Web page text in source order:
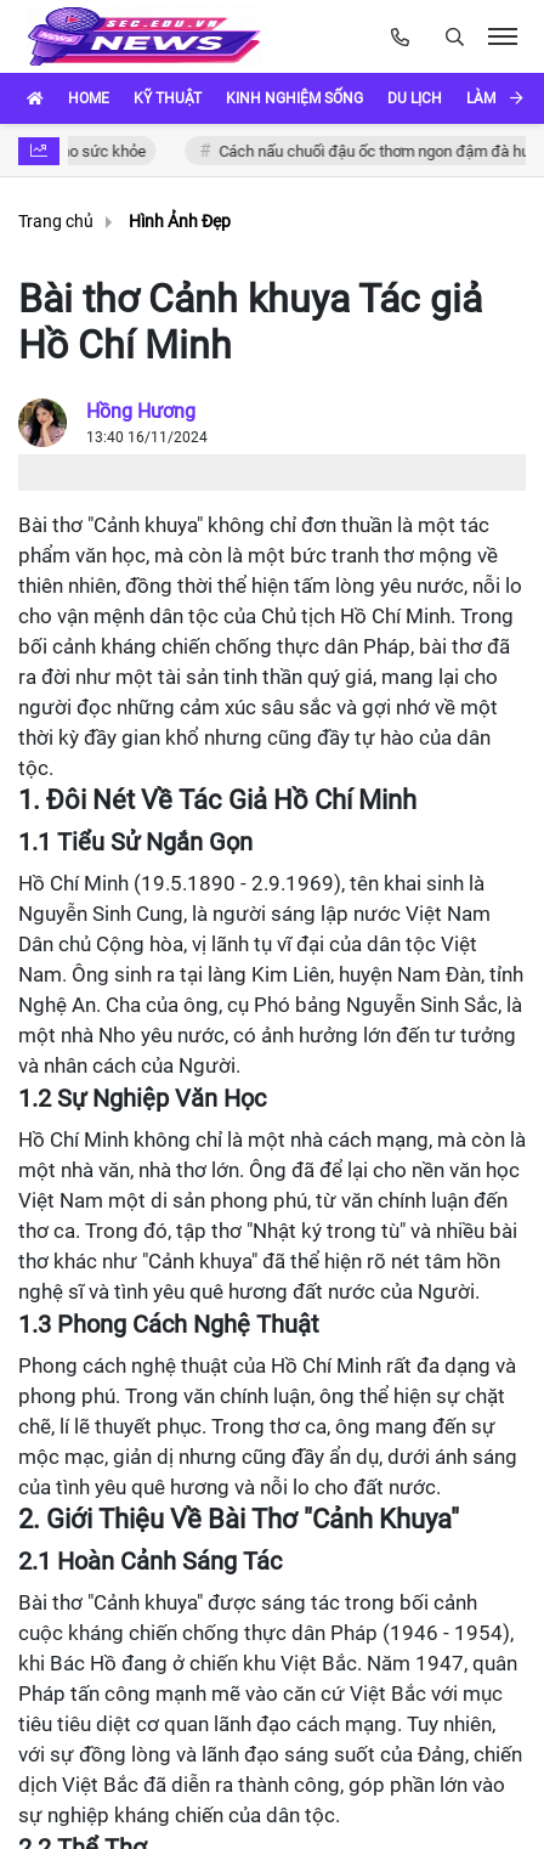
HOME KỸ THUẬT KINH NGHIỆM SỐNG DU LỊCH LÀM ĐẸP
cho sức khỏe Cách nấu chuối đậu ốc thơm ngon đậm đà hương vị
Trang chủ Hình Ảnh Đẹp
Bài thơ Cảnh khuya Tác giả
Hồ Chí Minh
Hồng Hương
13:40 16/11/2024
Bài thơ "Cảnh khuya" không chỉ đơn thuần là một tác
phẩm văn học, mà còn là một bức tranh thơ mộng về
thiên nhiên, đồng thời thể hiện tấm lòng yêu nước, nỗi lo
cho vận mệnh dân tộc của Chủ tịch Hồ Chí Minh. Trong
bối cảnh kháng chiến chống thực dân Pháp, bài thơ đã
ra đời như một tài sản tinh thần quý giá, mang lại cho
người đọc những cảm xúc sâu sắc và gợi nhớ về một
thời kỳ đầy gian khổ nhưng cũng đầy tự hào của dân
tộc.
1. Đôi Nét Về Tác Giả Hồ Chí Minh
1.1 Tiểu Sử Ngắn Gọn
Hồ Chí Minh (19.5.1890 - 2.9.1969), tên khai sinh là
Nguyễn Sinh Cung, là người sáng lập nước Việt Nam
Dân chủ Cộng hòa, vị lãnh tụ vĩ đại của dân tộc Việt
Nam. Ông sinh ra tại làng Kim Liên, huyện Nam Đàn, tỉnh
Nghệ An. Cha của ông, cụ Phó bảng Nguyễn Sinh Sắc, là
một nhà Nho yêu nước, có ảnh hưởng lớn đến tư tưởng
và nhân cách của Người.
1.2 Sự Nghiệp Văn Học
Hồ Chí Minh không chỉ là một nhà cách mạng, mà còn là
một nhà văn, nhà thơ lớn. Ông đã để lại cho nền văn học
Việt Nam một di sản phong phú, từ văn chính luận đến
thơ ca. Trong đó, tập thơ "Nhật ký trong tù" và nhiều bài
thơ khác như "Cảnh khuya" đã thể hiện rõ nét tâm hồn
nghệ sĩ và tình yêu quê hương đất nước của Người.
1.3 Phong Cách Nghệ Thuật
Phong cách nghệ thuật của Hồ Chí Minh rất đa dạng và
phong phú. Trong văn chính luận, ông thể hiện sự chặt
chẽ, lí lẽ thuyết phục. Trong thơ ca, ông mang đến sự
mộc mạc, giản dị nhưng cũng đầy ẩn dụ, dưới ánh sáng
của tình yêu quê hương và nỗi lo cho đất nước.
2. Giới Thiệu Về Bài Thơ "Cảnh Khuya"
2.1 Hoàn Cảnh Sáng Tác
Bài thơ "Cảnh khuya" được sáng tác trong bối cảnh
cuộc kháng chiến chống thực dân Pháp (1946 - 1954),
khi Bác Hồ đang ở chiến khu Việt Bắc. Năm 1947, quân
Pháp tấn công mạnh mẽ vào căn cứ Việt Bắc với mục
tiêu tiêu diệt cơ quan lãnh đạo cách mạng. Tuy nhiên,
với sự đồng lòng và lãnh đạo sáng suốt của Đảng, chiến
dịch Việt Bắc đã diễn ra thành công, góp phần lớn vào
sự nghiệp kháng chiến của dân tộc.